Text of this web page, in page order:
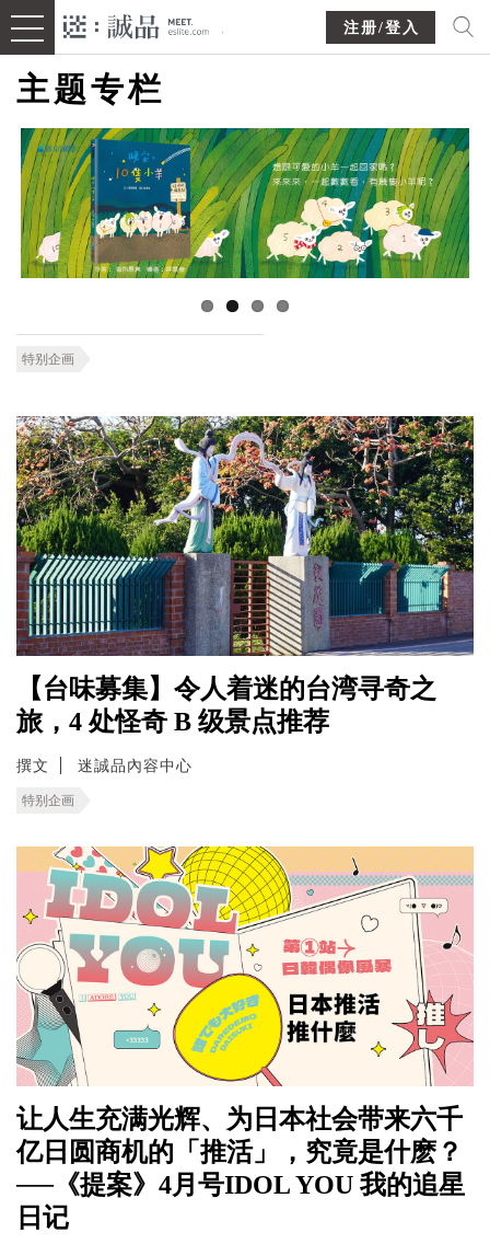
注册/登入
主题专栏
特别企画
【台味募集】令人着迷的台湾寻奇之
旅，4 处怪奇 B 级景点推荐
撰文 迷誠品內容中心
特别企画
让人生充满光辉、为日本社会带来六千
亿日圆商机的「推活」，究竟是什麽？
──《提案》4月号IDOL YOU 我的追星
日记